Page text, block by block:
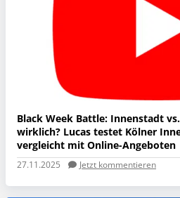
Black Week Battle: Innenstadt
wirklich? Lucas testet Kölner
vergleicht mit Online-Angeboten
27.11.2025 Jetzt kommentieren